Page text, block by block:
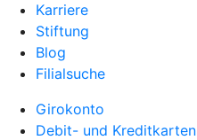
Karriere
Stiftung
Blog
Filialsuche
Girokonto
Debit- und Kreditkarten